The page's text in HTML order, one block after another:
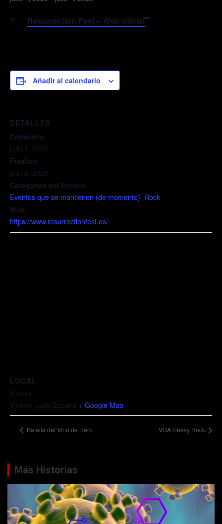
Resurrection Fest – Web oficial
Añadir al calendario
DETALLES
Comienza:
julio 1, 2020
Finaliza:
julio 4, 2020
Categorías del Evento:
Eventos que se mantienen (de momento), Rock
Web:
https://www.resurrectionfest.es/
LOCAL
Viveiro
Viveiro, Lugo España + Google Map
Batalla del Vino de Haro VOA Heavy Rock
Más Historias